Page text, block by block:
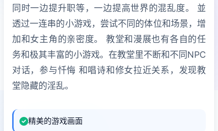
同时一边提升职等，一边提高世界的混乱度。 並
透过一连串的小游戏，尝试不同的体位和场景，增
加和女主角的亲密度。 教堂和漫展也有各自的任
务和极其丰富的小游戏。在教堂里不断和不同NPC
对话，参与忏悔 和唱诗和修女拉近关系，发现教
堂隐藏的淫乱。
精美的游戏画面